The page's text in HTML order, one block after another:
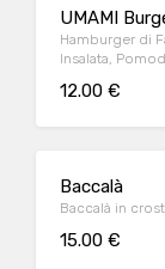
UMAMI
Hamburger di
Insalata,
12.00 €
Baccalà
Baccalà in
15.00 €